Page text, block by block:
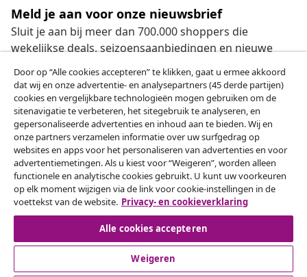
Meld je aan voor onze nieuwsbrief
Sluit je aan bij meer dan 700.000 shoppers die
wekelijkse deals, seizoensaanbiedingen en nieuwe
Onze sociale media
Herroeping van de overeenkomst
Een annulering voor je bestelling indienen
Herroeping van de overeenkomst
Door op “Alle cookies accepteren” te klikken, gaat u ermee akkoord
dat wij en onze advertentie- en analysepartners (45 derde partijen)
cookies en vergelijkbare technologieën mogen gebruiken om de
sitenavigatie te verbeteren, het sitegebruik te analyseren, en
gepersonaliseerde advertenties en inhoud aan te bieden. Wij en
onze partners verzamelen informatie over uw surfgedrag op
websites en apps voor het personaliseren van advertenties en voor
advertentiemetingen. Als u kiest voor “Weigeren”, worden alleen
functionele en analytische cookies gebruikt. U kunt uw voorkeuren
op elk moment wijzigen via de link voor cookie-instellingen in de
voettekst van de website. Privacy- en cookieverklaring
Alle cookies accepteren
Weigeren